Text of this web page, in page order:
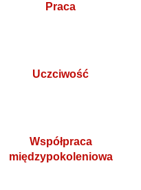
Praca
Uczciwość
Współpraca
międzypokoleniowa